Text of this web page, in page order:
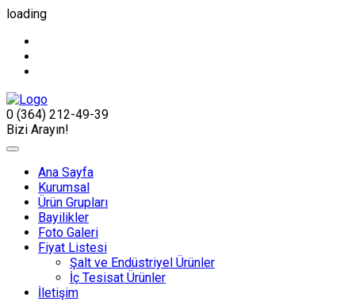
loading
0 (364) 212-49-39
Bizi Arayın!
Ana Sayfa
Kurumsal
Ürün Grupları
Bayilikler
Foto Galeri
Fiyat Listesi
Şalt ve Endüstriyel Ürünler
İç Tesisat Ürünler
İletişim